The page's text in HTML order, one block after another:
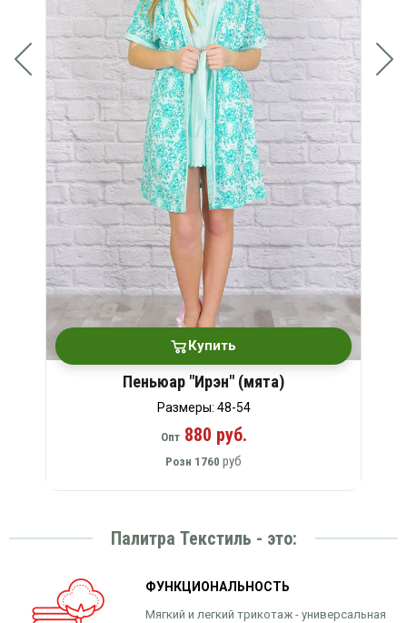
Купить
Пеньюар "Ирэн" (мята)
Размеры: 48-54
Опт880 руб.
Розн 1760 руб
Палитра Текстиль - это:
ФУНКЦИОНАЛЬНОСТЬ
Мягкий и легкий трикотаж - универсальная